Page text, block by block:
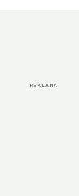
REKLAMA